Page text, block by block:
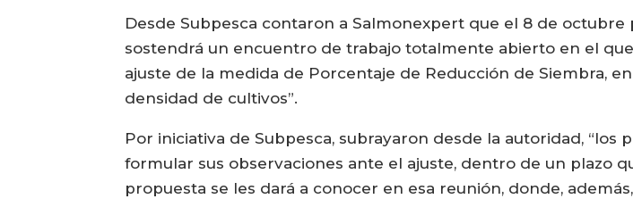
Desde Subpesca contaron a Salmonexpert que el 8 de octubre
sostendrá un encuentro de trabajo totalmente abierto en el
ajuste de la medida de Porcentaje de Reducción de Siembra,
densidad de cultivos”.
Por iniciativa de Subpesca, subrayaron desde la autoridad,
formular sus observaciones ante el ajuste, dentro de un plazo
propuesta se les dará a conocer en esa reunión, donde,